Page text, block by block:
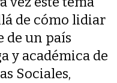
de cómo lidiar
de un país
y académica de
Sociales,